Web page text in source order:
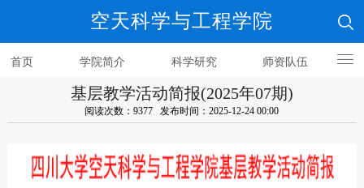
空天科学与工程学院
首页 学院简介 科学研究 师资队伍
基层教学活动简报(2025年07期)
阅读次数：9377 发布时间：2025-12-24 00:00